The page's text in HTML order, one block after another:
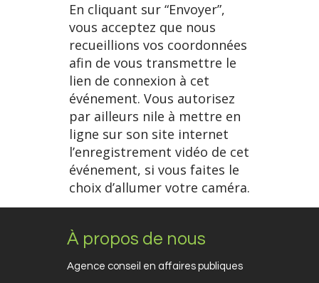
En cliquant sur “Envoyer”,
vous acceptez que nous
recueillions vos coordonnées
afin de vous transmettre le
lien de connexion à cet
événement. Vous autorisez
par ailleurs nile à mettre en
ligne sur son site internet
l’enregistrement vidéo de cet
événement, si vous faites le
choix d’allumer votre caméra.
À propos de nous
Agence conseil en affaires publiques